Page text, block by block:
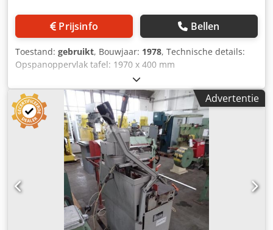
Prijsinfo Bellen
Toestand: gebruikt, Bouwjaar: 1978, Technische details:
Opspanoppervlak tafel: 1970 x 400 mm
Spindel/tafelafstand: min./max. 150 / 250 mm ijlgang: 1 / 2
m/min Toerental: Freesspindel: 112 ... 1400 / 12 stap
omw/min Conus freesspindel: DIN 2019 = nr. 40 (SK40)
Axiale instelling: handmatig = 150 mm Freesaanzet: 0,012 /
0,025 / 0,05 mm/omw. Aanzetbereik - horizontaal:
Freesslede: 8...100 / 12 stap mm/min Totaal benodigd
vermogen: ca. 8,4 (10,5 kVA) kW Machinegewicht ca.: 3000
kg Machineafmetingen ca. LxBxH: 3,05 x 2,7 x 2,0 m
Spiebaanfreesmachine Toepassing: Frezen van rechte en
schuine spiebanen. Frezen van meerdere groeven met
automatisch programmaverloop. Verdere kenmerken: -
Afstand spilas / onderrand tegenlager: 55 mm - Axiale
Advertentie